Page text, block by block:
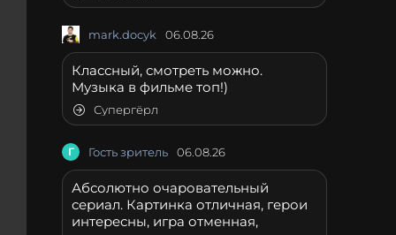
mark.docyk 06.08.26
Классный, смотреть можно.
Музыка в фильме топ!)
Супергёрл
Г Гость зритель 06.08.26
Абсолютно очаровательный
сериал. Картинка отличная, герои
интересны, игра отменная,